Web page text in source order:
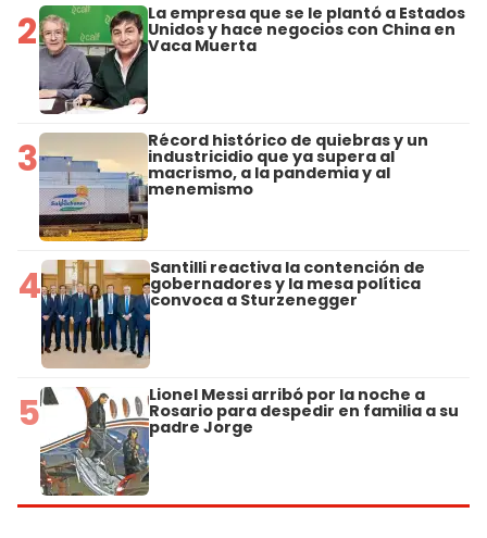
2 La empresa que se le plantó a Estados
Unidos y hace negocios con China en
Vaca Muerta
3 Récord histórico de quiebras y un
industricidio que ya supera al
macrismo, a la pandemia y al
menemismo
4 Santilli reactiva la contención de
gobernadores y la mesa política
convoca a Sturzenegger
5 Lionel Messi arribó por la noche a
Rosario para despedir en familia a su
padre Jorge